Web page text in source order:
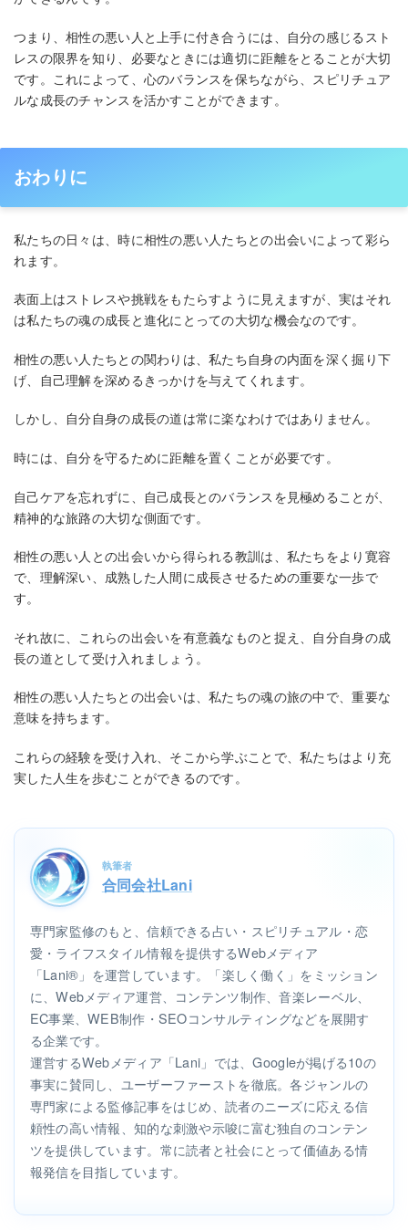
つまり、相性の悪い人と上手に付き合うには、自分の感じるスト
レスの限界を知り、必要なときには適切に距離をとることが大切
です。これによって、心のバランスを保ちながら、スピリチュア
ルな成長のチャンスを活かすことができます。
おわりに
私たちの日々は、時に相性の悪い人たちとの出会いによって彩ら
れます。
表面上はストレスや挑戦をもたらすように見えますが、実はそれ
は私たちの魂の成長と進化にとっての大切な機会なのです。
相性の悪い人たちとの関わりは、私たち自身の内面を深く掘り下
げ、自己理解を深めるきっかけを与えてくれます。
しかし、自分自身の成長の道は常に楽なわけではありません。
時には、自分を守るために距離を置くことが必要です。
自己ケアを忘れずに、自己成長とのバランスを見極めることが、
精神的な旅路の大切な側面です。
相性の悪い人との出会いから得られる教訓は、私たちをより寛容
で、理解深い、成熟した人間に成長させるための重要な一歩で
す。
それ故に、これらの出会いを有意義なものと捉え、自分自身の成
長の道として受け入れましょう。
相性の悪い人たちとの出会いは、私たちの魂の旅の中で、重要な
意味を持ちます。
これらの経験を受け入れ、そこから学ぶことで、私たちはより充
実した人生を歩むことができるのです。
執筆者
合同会社Lani
専門家監修のもと、信頼できる占い・スピリチュアル・恋
愛・ライフスタイル情報を提供するWebメディア
「Lani®」を運営しています。「楽しく働く」をミッション
に、Webメディア運営、コンテンツ制作、音楽レーベル、
EC事業、WEB制作・SEOコンサルティングなどを展開す
る企業です。
運営するWebメディア「Lani」では、Googleが掲げる10の
事実に賛同し、ユーザーファーストを徹底。各ジャンルの
専門家による監修記事をはじめ、読者のニーズに応える信
頼性の高い情報、知的な刺激や示唆に富む独自のコンテン
ツを提供しています。常に読者と社会にとって価値ある情
報発信を目指しています。